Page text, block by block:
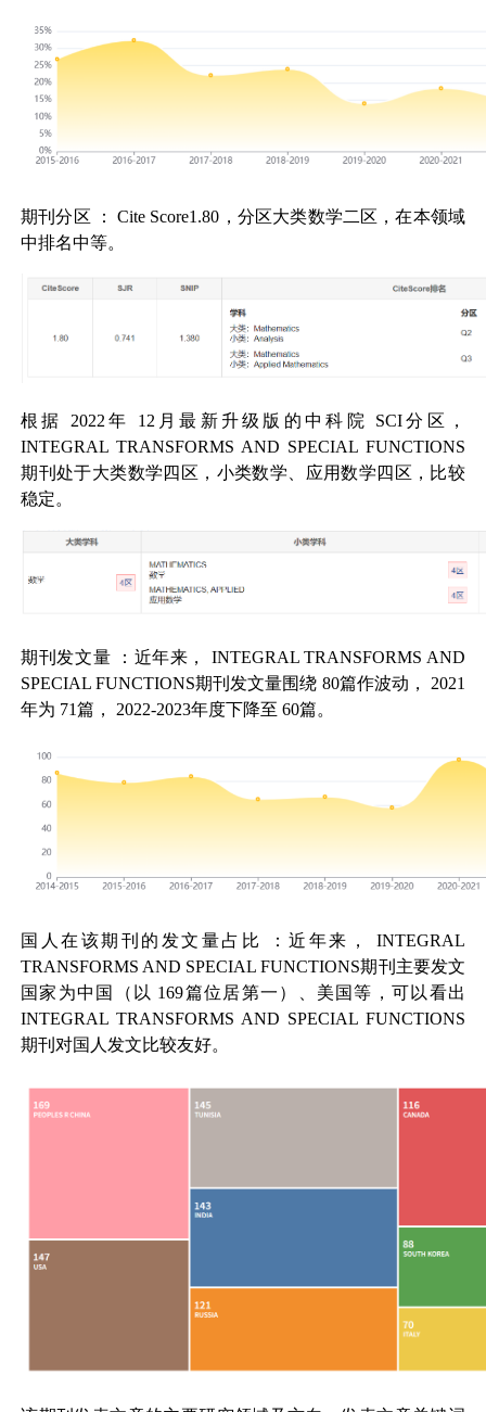
期刊分区 ： Cite Score1.80 ，分区大类数学二区，在本领域
中排名中等。
根据 2022 年 12 月最新升级版的中科院 SCI分区，
INTEGRAL TRANSFORMS AND SPECIAL FUNCTIONS
期刊处于大类数学四区，小类数学、应用数学四区，比较
稳定。
期刊发文量 ：近年来，
INTEGRAL TRANSFORMS AND
SPECIAL FUNCTIONS期刊发文量围绕 80篇作波动，
2021
年为 71篇， 2022-2023年度下降至 60篇。
国人在该期刊的发文量占比 ：近年来，
INTEGRAL
TRANSFORMS AND SPECIAL FUNCTIONS期刊主要发文
国家为中国（以 169篇位居第一）、美国等，可以看出
INTEGRAL TRANSFORMS AND SPECIAL FUNCTIONS
期刊对国人发文比较友好。